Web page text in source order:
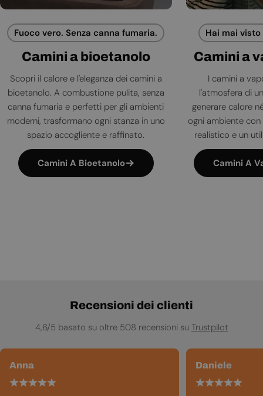
Fuoco vero. Senza canna fumaria.
Camini a bioetanolo
Scopri il calore e l'eleganza dei camini a
bioetanolo. A combustione pulita, senza
canna fumaria e perfetti per gli ambienti
moderni, trasformano ogni stanza in uno
spazio accogliente e raffinato.
Camini A Bioetanolo
Hai mai
Camini a
I camini a
l'atmosfera di
generare calore
ogni ambiente
realistico e un
Camini A
Recensioni dei clienti
4,6/5 basato su oltre 508 recensioni su Trustpilot
Anna Daniele